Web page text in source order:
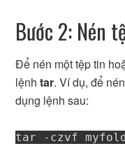
Bước 2: Nén
Để nén một tệp tin
lệnhtar. Ví dụ, để
dụng lệnh sau:
tar -czvf